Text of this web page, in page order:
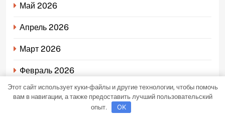
Май 2026
Апрель 2026
Март 2026
Февраль 2026
Январь 2026
Этот сайт использует куки-файлы и другие технологии, чтобы помочь
вам в навигации, а также предоставить лучший пользовательский
опыт.
OK